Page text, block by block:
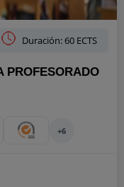
Duración: 60 ECTS
PROFESORADO
+6